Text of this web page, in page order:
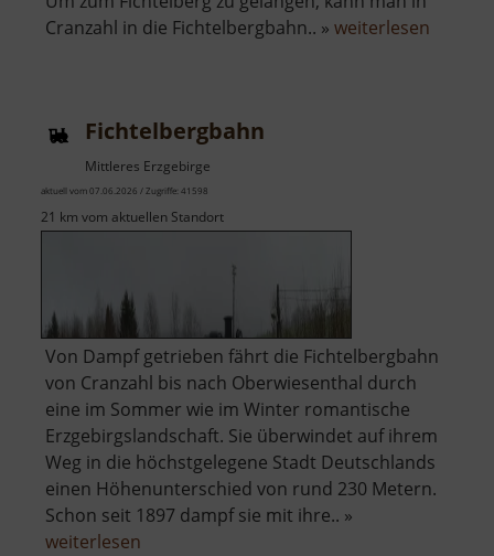
Cranzahl in die Fichtelbergbahn.. » weiterlesen
Fichtelbergbahn
Mittleres Erzgebirge
aktuell vom 07.06.2026 / Zugriffe: 41598
21 km vom aktuellen Standort
Von Dampf getrieben fährt die Fichtelbergbahn
von Cranzahl bis nach Oberwiesenthal durch
eine im Sommer wie im Winter romantische
Erzgebirgslandschaft. Sie überwindet auf ihrem
Weg in die höchstgelegene Stadt Deutschlands
einen Höhenunterschied von rund 230 Metern.
Schon seit 1897 dampf sie mit ihre.. »
weiterlesen